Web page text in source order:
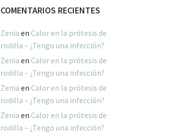
COMENTARIOS RECIENTES
Zenia en Calor en la prótesis de
rodilla – ¿Tengo una infección?
Zenia en Calor en la prótesis de
rodilla – ¿Tengo una infección?
Zenia en Calor en la prótesis de
rodilla – ¿Tengo una infección?
Zenia en Calor en la prótesis de
rodilla – ¿Tengo una infección?